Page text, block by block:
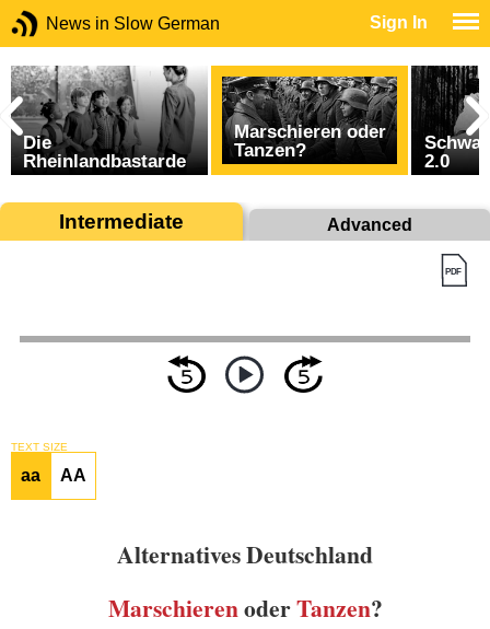
News in Slow German Sign In
Die
Rheinlandbastarde
Marschieren oder
Tanzen?
2.0
Intermediate Advanced
TEXT SIZE
aa AA
Alternatives Deutschland
MarschierenoderTanzen?